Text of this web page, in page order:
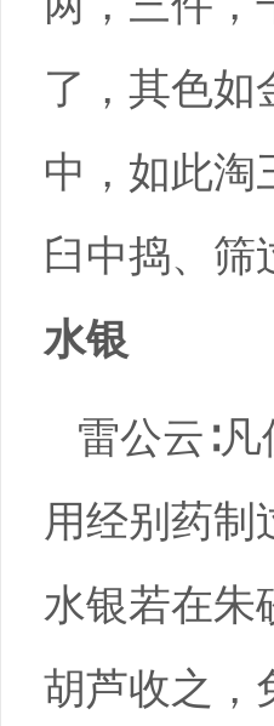
了，其色如
中，如此淘
臼中捣、筛
水银
雷公云∶
用经别药制
水银若在朱
胡芦收之，